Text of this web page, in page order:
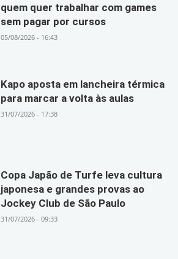
quem quer trabalhar com games
sem pagar por cursos
05/08/2026 - 16:43
Kapo aposta em lancheira térmica
para marcar a volta às aulas
31/07/2026 - 17:38
Copa Japão de Turfe leva cultura
japonesa e grandes provas ao
Jockey Club de São Paulo
31/07/2026 - 09:33